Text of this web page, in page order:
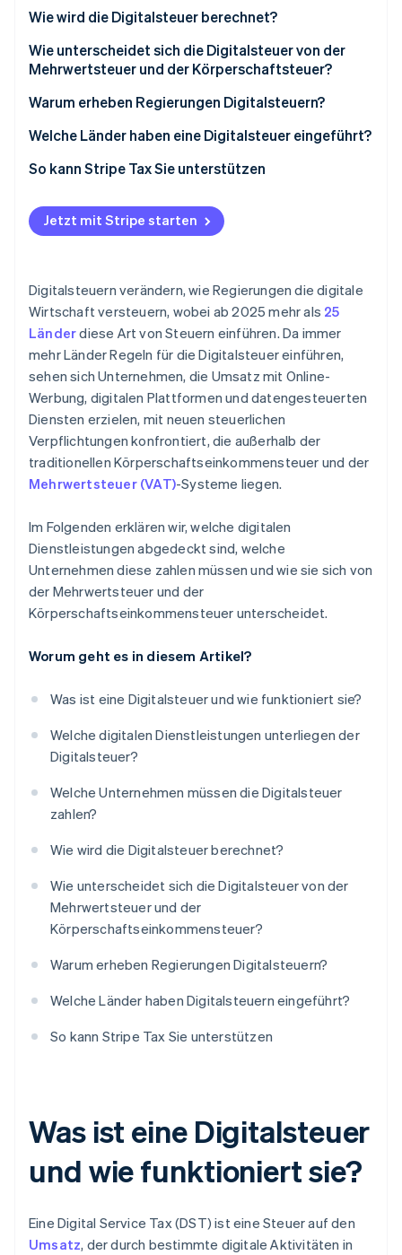
Wie wird die Digitalsteuer berechnet?
Wie unterscheidet sich die Digitalsteuer von der
Mehrwertsteuer und der Körperschaftsteuer?
Warum erheben Regierungen Digitalsteuern?
Welche Länder haben eine Digitalsteuer eingeführt?
So kann Stripe Tax Sie unterstützen
Jetzt mit Stripe starten
Digitalsteuern verändern, wie Regierungen die digitale
Wirtschaft versteuern, wobei ab 2025 mehr als 25
Länderdiese Art von Steuern einführen. Da immer
mehr Länder Regeln für die Digitalsteuer einführen,
sehen sich Unternehmen, die Umsatz mit Online-
Werbung, digitalen Plattformen und datengesteuerten
Diensten erzielen, mit neuen steuerlichen
Verpflichtungen konfrontiert, die außerhalb der
traditionellen Körperschaftseinkommensteuer und der
Mehrwertsteuer (VAT)-Systeme liegen.
Im Folgenden erklären wir, welche digitalen
Dienstleistungen abgedeckt sind, welche
Unternehmen diese zahlen müssen und wie sie sich von
der Mehrwertsteuer und der
Körperschaftseinkommensteuer unterscheidet.
Worum geht es in diesem Artikel?
Was ist eine Digitalsteuer und wie funktioniert sie?
Welche digitalen Dienstleistungen unterliegen der
Digitalsteuer?
Welche Unternehmen müssen die Digitalsteuer
zahlen?
Wie wird die Digitalsteuer berechnet?
Wie unterscheidet sich die Digitalsteuer von der
Mehrwertsteuer und der
Körperschaftseinkommensteuer?
Warum erheben Regierungen Digitalsteuern?
Welche Länder haben Digitalsteuern eingeführt?
So kann Stripe Tax Sie unterstützen
Was ist eine Digitalsteuer
und wie funktioniert sie?
Eine Digital Service Tax (DST) ist eine Steuer auf den
Umsatz, der durch bestimmte digitale Aktivitäten in